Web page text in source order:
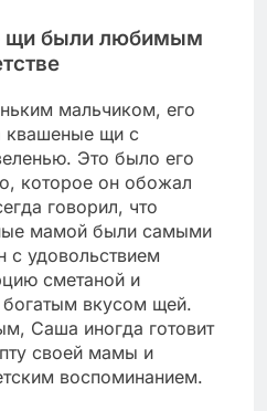
щи были любимым
мальчиком, его
квашеные щи с
Это было его
которое он обожал
говорил, что
мамой были самыми
с удовольствием
сметаной и
вкусом щей.
Саша иногда готовит
своей мамы и
воспоминанием.